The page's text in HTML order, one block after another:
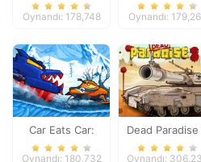
Oynandı: 178,748
Dungeon
Oynandı:
Car Eats Car:
Winter Adventure
Oynandı: 180,732
Dead Paradise
Oynandı: